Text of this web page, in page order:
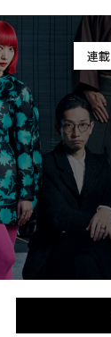
連載